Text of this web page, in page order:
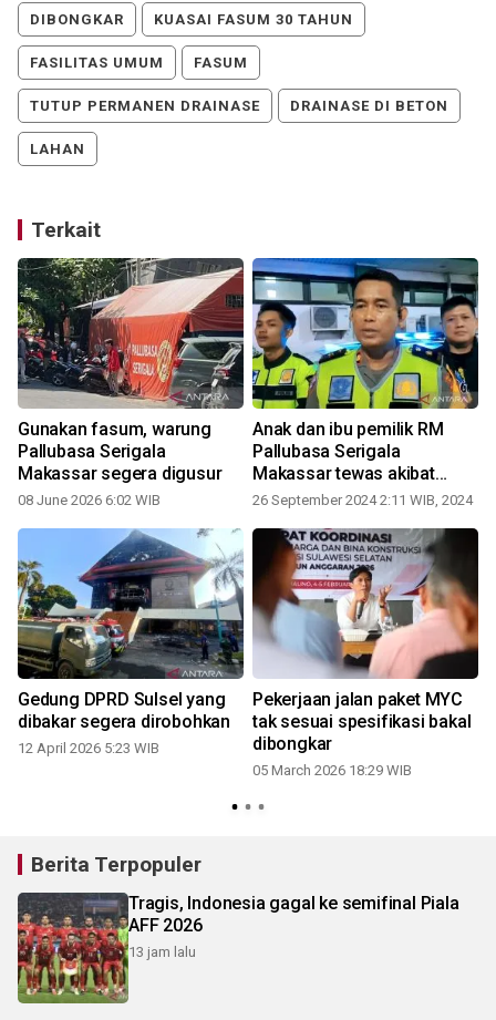
DIBONGKAR KUASAI FASUM 30 TAHUN
FASILITAS UMUM FASUM
TUTUP PERMANEN DRAINASE DRAINASE DI BETON
LAHAN
Terkait
Gunakan fasum, warung
Pallubasa Serigala
Makassar segera digusur
08 June 2026 6:02 WIB
Anak dan ibu pemilik RM
Pallubasa Serigala
Makassar tewas akibat
kecelakaan
26 September 2024 2:11 WIB, 2024
Gedung DPRD Sulsel yang
dibakar segera dirobohkan
12 April 2026 5:23 WIB
Pekerjaan jalan paket MYC
tak sesuai spesifikasi bakal
dibongkar
05 March 2026 18:29 WIB
Berita Terpopuler
Tragis, Indonesia gagal ke semifinal Piala
AFF 2026
13 jam lalu